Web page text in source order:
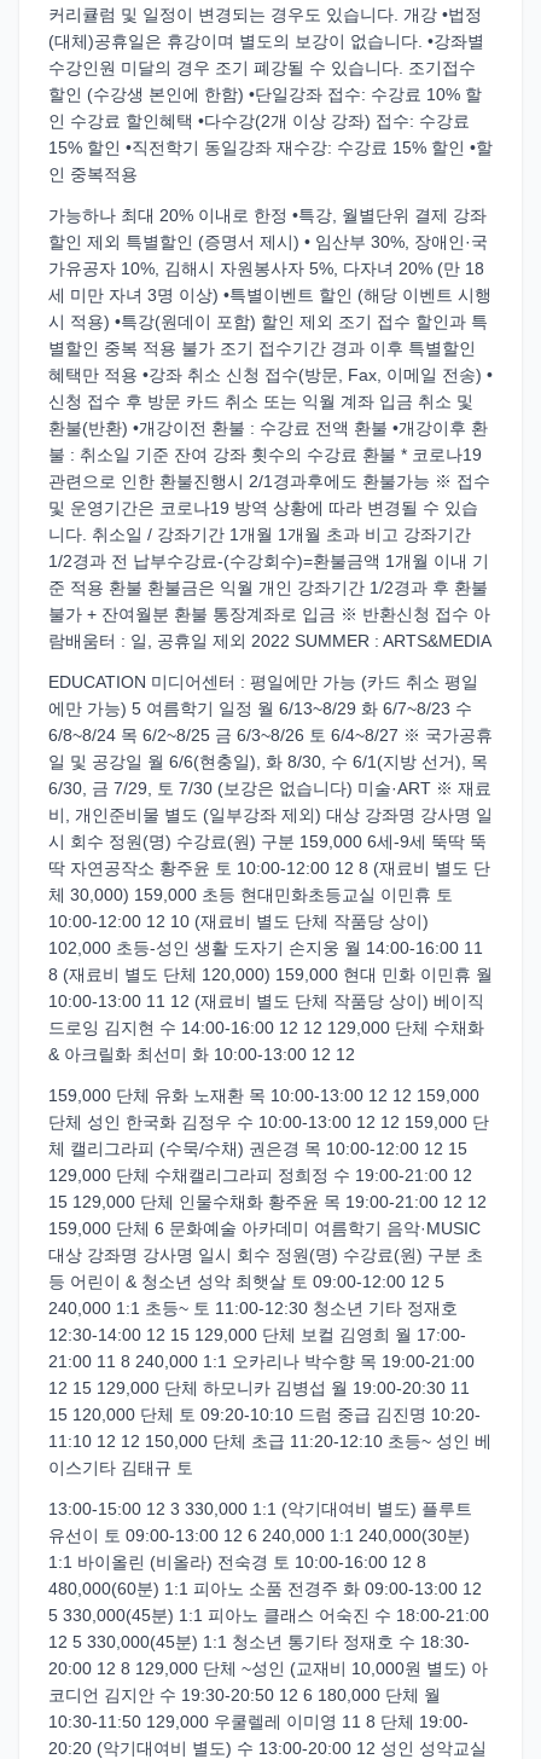
커리큘럼 및 일정이 변경되는 경우도 있습니다. 개강 •법정
(대체)공휴일은 휴강이며 별도의 보강이 없습니다. •강좌별
수강인원 미달의 경우 조기 폐강될 수 있습니다. 조기접수
할인 (수강생 본인에 한함) •단일강좌 접수: 수강료 10% 할
인 수강료 할인혜택 •다수강(2개 이상 강좌) 접수: 수강료
15% 할인 •직전학기 동일강좌 재수강: 수강료 15% 할인 •할
인 중복적용
가능하나 최대 20% 이내로 한정 •특강, 월별단위 결제 강좌
할인 제외 특별할인 (증명서 제시) • 임산부 30%, 장애인·국
가유공자 10%, 김해시 자원봉사자 5%, 다자녀 20% (만 18
세 미만 자녀 3명 이상) •특별이벤트 할인 (해당 이벤트 시행
시 적용) •특강(원데이 포함) 할인 제외 조기 접수 할인과 특
별할인 중복 적용 불가 조기 접수기간 경과 이후 특별할인
혜택만 적용 •강좌 취소 신청 접수(방문, Fax, 이메일 전송) •
신청 접수 후 방문 카드 취소 또는 익월 계좌 입금 취소 및
환불(반환) •개강이전 환불 : 수강료 전액 환불 •개강이후 환
불 : 취소일 기준 잔여 강좌 횟수의 수강료 환불 * 코로나19
관련으로 인한 환불진행시 2/1경과후에도 환불가능 ※ 접수
및 운영기간은 코로나19 방역 상황에 따라 변경될 수 있습
니다. 취소일 / 강좌기간 1개월 1개월 초과 비고 강좌기간
1/2경과 전 납부수강료-(수강회수)=환불금액 1개월 이내 기
준 적용 환불 환불금은 익월 개인 강좌기간 1/2경과 후 환불
불가 + 잔여월분 환불 통장계좌로 입금 ※ 반환신청 접수 아
람배움터 : 일, 공휴일 제외 2022 SUMMER : ARTS&MEDIA
EDUCATION 미디어센터 : 평일에만 가능 (카드 취소 평일
에만 가능) 5 여름학기 일정 월 6/13~8/29 화 6/7~8/23 수
6/8~8/24 목 6/2~8/25 금 6/3~8/26 토 6/4~8/27 ※ 국가공휴
일 및 공강일 월 6/6(현충일), 화 8/30, 수 6/1(지방 선거), 목
6/30, 금 7/29, 토 7/30 (보강은 없습니다) 미술·ART ※ 재료
비, 개인준비물 별도 (일부강좌 제외) 대상 강좌명 강사명 일
시 회수 정원(명) 수강료(원) 구분 159,000 6세-9세 뚝딱 뚝
딱 자연공작소 황주윤 토 10:00-12:00 12 8 (재료비 별도 단
체 30,000) 159,000 초등 현대민화초등교실 이민휴 토
10:00-12:00 12 10 (재료비 별도 단체 작품당 상이)
102,000 초등-성인 생활 도자기 손지웅 월 14:00-16:00 11
8 (재료비 별도 단체 120,000) 159,000 현대 민화 이민휴 월
10:00-13:00 11 12 (재료비 별도 단체 작품당 상이) 베이직
드로잉 김지현 수 14:00-16:00 12 12 129,000 단체 수채화
& 아크릴화 최선미 화 10:00-13:00 12 12
159,000 단체 유화 노재환 목 10:00-13:00 12 12 159,000
단체 성인 한국화 김정우 수 10:00-13:00 12 12 159,000 단
체 캘리그라피 (수묵/수채) 권은경 목 10:00-12:00 12 15
129,000 단체 수채캘리그라피 정희정 수 19:00-21:00 12
15 129,000 단체 인물수채화 황주윤 목 19:00-21:00 12 12
159,000 단체 6 문화예술 아카데미 여름학기 음악·MUSIC
대상 강좌명 강사명 일시 회수 정원(명) 수강료(원) 구분 초
등 어린이 & 청소년 성악 최햇살 토 09:00-12:00 12 5
240,000 1:1 초등~ 토 11:00-12:30 청소년 기타 정재호
12:30-14:00 12 15 129,000 단체 보컬 김영희 월 17:00-
21:00 11 8 240,000 1:1 오카리나 박수향 목 19:00-21:00
12 15 129,000 단체 하모니카 김병섭 월 19:00-20:30 11
15 120,000 단체 토 09:20-10:10 드럼 중급 김진명 10:20-
11:10 12 12 150,000 단체 초급 11:20-12:10 초등~ 성인 베
이스기타 김태규 토
13:00-15:00 12 3 330,000 1:1 (악기대여비 별도) 플루트
유선이 토 09:00-13:00 12 6 240,000 1:1 240,000(30분)
1:1 바이올린 (비올라) 전숙경 토 10:00-16:00 12 8
480,000(60분) 1:1 피아노 소품 전경주 화 09:00-13:00 12
5 330,000(45분) 1:1 피아노 클래스 어숙진 수 18:00-21:00
12 5 330,000(45분) 1:1 청소년 통기타 정재호 수 18:30-
20:00 12 8 129,000 단체 ~성인 (교재비 10,000원 별도) 아
코디언 김지안 수 19:30-20:50 12 6 180,000 단체 월
10:30-11:50 129,000 우쿨렐레 이미영 11 8 단체 19:00-
20:20 (악기대여비 별도) 수 13:00-20:00 12 성인 성악교실